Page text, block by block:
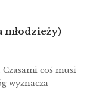
młodzieży)
coś musi
wyznacza